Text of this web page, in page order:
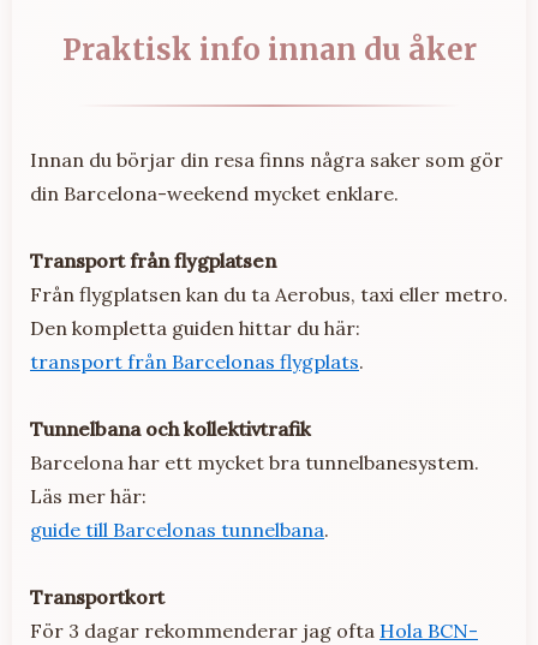
Praktisk info innan du åker
Innan du börjar din resa finns några saker som gör
din Barcelona-weekend mycket enklare.
Transport från flygplatsen
Från flygplatsen kan du ta Aerobus, taxi eller metro.
Den kompletta guiden hittar du här:
transport från Barcelonas flygplats.
Tunnelbana och kollektivtrafik
Barcelona har ett mycket bra tunnelbanesystem.
Läs mer här:
guide till Barcelonas tunnelbana.
Transportkort
För 3 dagar rekommenderar jag ofta Hola BCN-